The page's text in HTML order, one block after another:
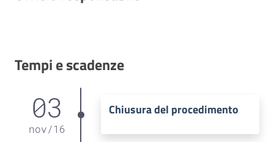
Tempi e scadenze
03
nov/16
Chiusura del procedimento